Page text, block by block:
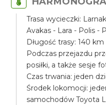
Trasa wycieczki:
Avakas - Lara - Polis -
Długość trasy: 140 km
Podczas przejazdu
posiłki, a także sesje
Czas trwania: jeden
Środek lokomocji:
samochodów Toyota